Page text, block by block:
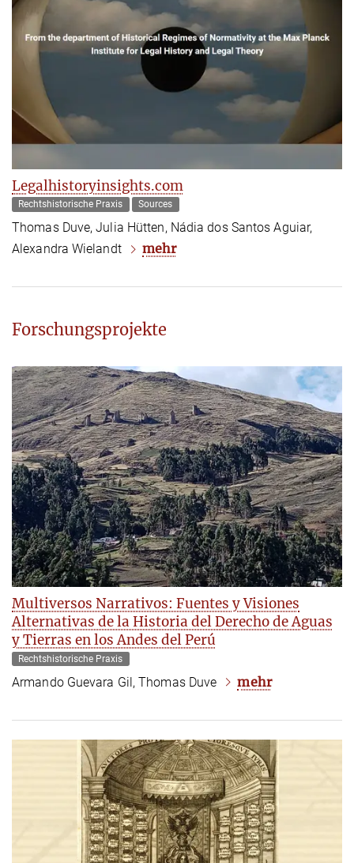
Legalhistoryinsights.com
Rechtshistorische Praxis Sources
Thomas Duve, Julia Hütten, Nádia dos Santos Aguiar,
Alexandra Wielandt
mehr
Forschungsprojekte
Multiversos Narrativos: Fuentes y Visiones
Alternativas de la Historia del Derecho de Aguas
y Tierras en los Andes del Perú
Rechtshistorische Praxis
Armando Guevara Gil, Thomas Duve mehr